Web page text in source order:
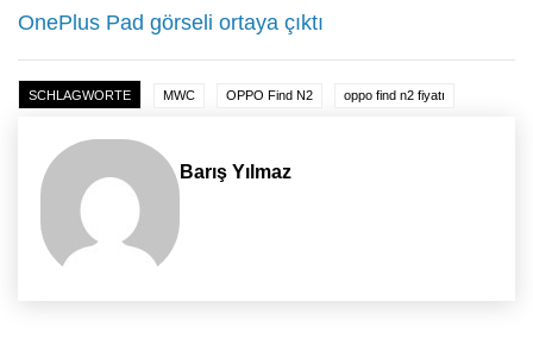
OnePlus Pad görseli ortaya çıktı
SCHLAGWORTE MWC OPPO Find N2 oppo find n2 fiyatı
Barış Yılmaz